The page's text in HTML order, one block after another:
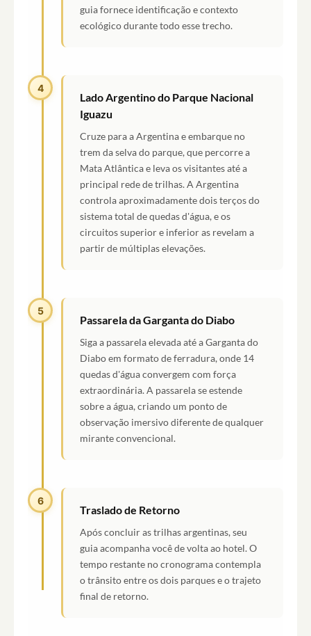
guia fornece identificação e contexto
ecológico durante todo esse trecho.
4
Lado Argentino do Parque Nacional
Iguazu
Cruze para a Argentina e embarque no
trem da selva do parque, que percorre a
Mata Atlântica e leva os visitantes até a
principal rede de trilhas. A Argentina
controla aproximadamente dois terços do
sistema total de quedas d'água, e os
circuitos superior e inferior as revelam a
partir de múltiplas elevações.
5
Passarela da Garganta do Diabo
Siga a passarela elevada até a Garganta do
Diabo em formato de ferradura, onde 14
quedas d'água convergem com força
extraordinária. A passarela se estende
sobre a água, criando um ponto de
observação imersivo diferente de qualquer
mirante convencional.
6
Traslado de Retorno
Após concluir as trilhas argentinas, seu
guia acompanha você de volta ao hotel. O
tempo restante no cronograma contempla
o trânsito entre os dois parques e o trajeto
final de retorno.